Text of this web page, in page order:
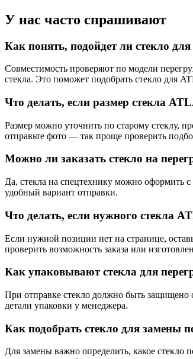
У нас часто спрашивают
Как понять, подойдет ли стекло
Совместимость проверяют по модели
стекла. Это поможет подобрать стекло для
Что делать, если размер стекла
Размер можно уточнить по старому стеклу,
отправьте фото — так проще проверить
Можно ли заказать стекло на
Да, стекла на спецтехнику можно оформить
удобный вариант отправки.
Что делать, если нужного стекла
Если нужной позиции нет на странице,
проверить возможность заказа или
Как упаковывают стекла для
При отправке стекло должно быть защищено
детали упаковки у менеджера.
Как подобрать стекло для замены
Для замены важно определить, какое стекло